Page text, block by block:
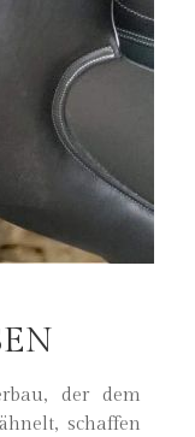
der dem
schaffen